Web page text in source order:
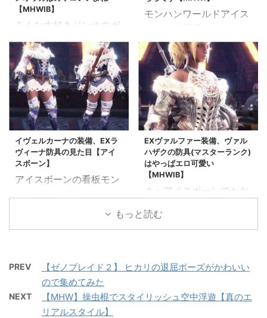
も良き('ω')ノ ラスボス
までで一番苦戦したのが
ど、装備がいいから大満
足 EXテンタクルα装備
の見た目 ちょっとハンタ
ーさん、背中に小っちゃ
いヤマツカミひっついて
るよ！ 背中にヤ ...
中は半裸なHENTAIスタ
イル('ω')ノ これ、男装
案なやつ EXキリンβ装
備 バフバロシリーズと相
性よさそう 色替え・カラ
ーチェンジ 腰・頭装備を
外す！ キリンさん、伝統
的 ...
【MHWIB】
みんな大好きジンオウガ
にやっと会えました 過去
作でも一番ジンオウガと
戦うのが好きですごく慣
れてたつもりだったけど
アイスボーンのジンオウ
さん、初見はめっちゃ強
かった エフェクトリッ
チになってジンオウガさ
んまぶしかったよ アイ
スボーンのジンオウガは
いつ出てくる？→ラスボ
ス撃破後に登場だよ！ い
つ登場するのか待ってい
の探索マップ 導きの地で
ジンオウガが登場しま
す。ラスボス後は割とす
ぐだよ モンハンはラス
モンハンワールドアイス
ターランクの装備達をま
とめています。 今作、ほ
んとかわいい見た目の防
具が多くてうれしい EX
ボーンα・β EXアロイ
α・β EXインゴットα・β
EXハイメタα・β EXタロ
スα・β EXランゴα・β
EXジャグラス EXギルオ
スα・β EXクルルα・β
EXブランα・β EXプケプ
ケα・β EXプケラグーナ
α・β)（プケプケ亜種防
具） EXウルムーα・β EX
ガチα・β EXベニカガチ
イヴェルカーナの装備、EXラ
ヴィーナ防具の見た目【アイ
スボーン】
アイスボーンの看板モン
シリーズ」です。 イヴェ
す 今作ほんとにかわい
い装備多くていいよねぇ
EXラヴィーナβ装備の
見た目 かわいいβから！
EXヴァルファー装備、ヴァル
ハザクの防具(マスターランク)
はやっぱエロ可愛い
【MHWIB】
さぁアイスボーンでかな
ザクのマスターランクの
防具です。 死を纏うヴァ
ヴァルのこと弱い弱い言
くくなっていく・・ 瘴気
耐性は必須ですよ！ そ
もっと読む
PREV
【ゼノブレイド２】 ヒカリの退屈ポーズがかわいい
ので集めてみた
NEXT
【MHW】操虫棍でスタイリッシュ空中浮遊【真のエ
リアルスタイル】